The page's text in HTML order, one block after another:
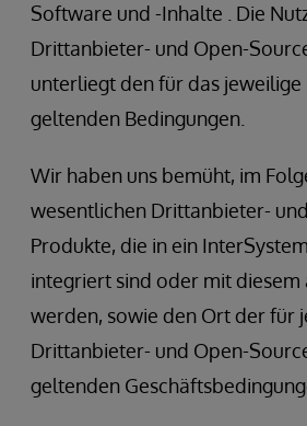
Software und -Inhalte . Die
Drittanbieter- und Open-
unterliegt den für das
geltenden Bedingungen.
Wir haben uns bemüht, im
wesentlichen Drittanbieter-
Produkte, die in ein
integriert sind oder mit diesem
werden, sowie den Ort der für
Drittanbieter- und Open-
geltenden